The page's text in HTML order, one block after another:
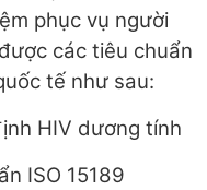
phục vụ người
các tiêu chuẩn
tế như sau:
HIV dương tính
ISO 15189